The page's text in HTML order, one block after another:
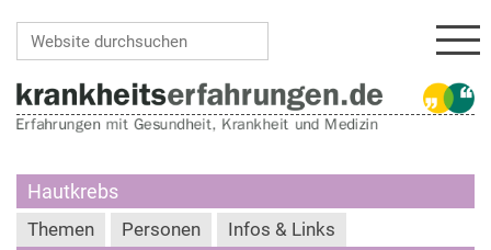
Hautkrebs
Themen Personen Infos & Links